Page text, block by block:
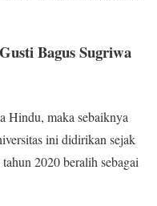
Bagus Sugriwa
Hindu, maka sebaiknya
ini didirikan sejak
2020 beralih sebagai